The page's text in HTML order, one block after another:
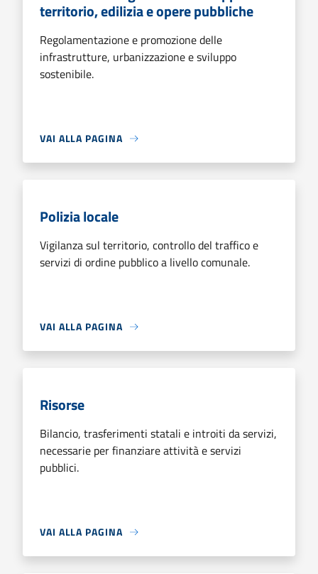
territorio, edilizia e opere pubbliche
Regolamentazione e promozione delle
infrastrutture, urbanizzazione e sviluppo
sostenibile.
VAI ALLA PAGINA
Polizia locale
Vigilanza sul territorio, controllo del traffico e
servizi di ordine pubblico a livello comunale.
VAI ALLA PAGINA
Risorse
Bilancio, trasferimenti statali e introiti da servizi,
necessarie per finanziare attività e servizi
pubblici.
VAI ALLA PAGINA